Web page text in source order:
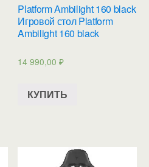
Platform Ambilight 160 black
Игровой стол Platform
Ambilight 160 black
14 990,00₽
КУПИТЬ